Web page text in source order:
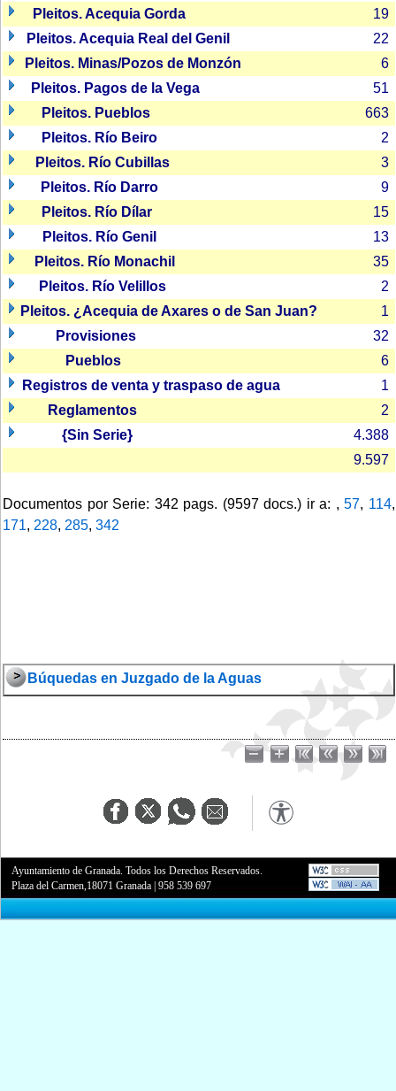
Pleitos. Acequia Gorda
19
Pleitos. Acequia Real del Genil
22
Pleitos. Minas/Pozos de Monzón
6
Pleitos. Pagos de la Vega
51
Pleitos. Pueblos
663
Pleitos. Río Beiro
2
Pleitos. Río Cubillas
3
Pleitos. Río Darro
9
Pleitos. Río Dílar
15
Pleitos. Río Genil
13
Pleitos. Río Monachil
35
Pleitos. Río Velillos
2
Pleitos. ¿Acequia de Axares o de San Juan?
1
Provisiones
32
Pueblos
6
Registros de venta y traspaso de agua
1
Reglamentos
2
{Sin Serie}
4.388
9.597
Documentos por Serie: 342 pags. (9597 docs.) ir a: ,57, 114,
171, 228, 285, 342
Búquedas en Juzgado de la Aguas
Ayuntamiento de Granada. Todos los Derechos Reservados.
Plaza del Carmen,18071 Granada |958 539 697